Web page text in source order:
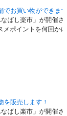
でお買い物ができま
ばし楽市」が開催
ポイントを何回か
を販売します！
ばし楽市」が開催